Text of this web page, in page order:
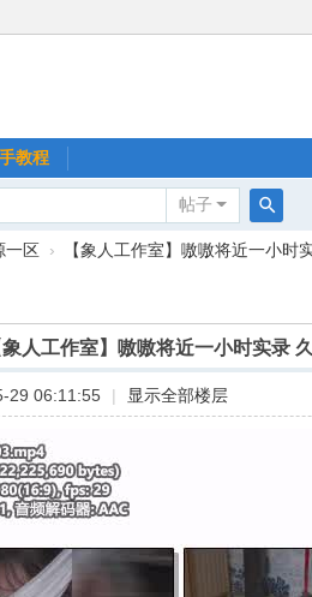
教程
帖子
搜
一区 › 【象人工作室】嗷嗷将近一小时
象人工作室】嗷嗷将近一小时实录
29 06:11:55 显示全部楼层